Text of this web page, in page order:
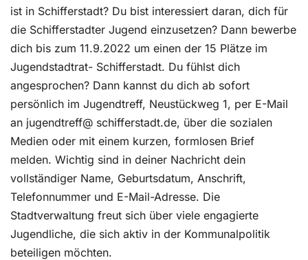
ist in Schifferstadt? Du bist interessiert daran, dich für
die Schifferstadter Jugend einzusetzen? Dann bewerbe
dich bis zum 11.9.2022 um einen der 15 Plätze im
Jugendstadtrat- Schifferstadt. Du fühlst dich
angesprochen? Dann kannst du dich ab sofort
persönlich im Jugendtreff, Neustückweg 1, per E-Mail
an jugendtreff@ schifferstadt.de, über die sozialen
Medien oder mit einem kurzen, formlosen Brief
melden. Wichtig sind in deiner Nachricht dein
vollständiger Name, Geburtsdatum, Anschrift,
Telefonnummer und E-Mail-Adresse. Die
Stadtverwaltung freut sich über viele engagierte
Jugendliche, die sich aktiv in der Kommunalpolitik
beteiligen möchten.